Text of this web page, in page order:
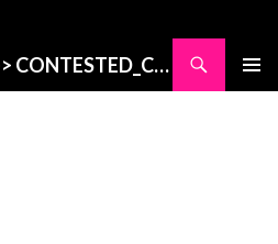
Working Paper Series -> CONTESTED_CITIES